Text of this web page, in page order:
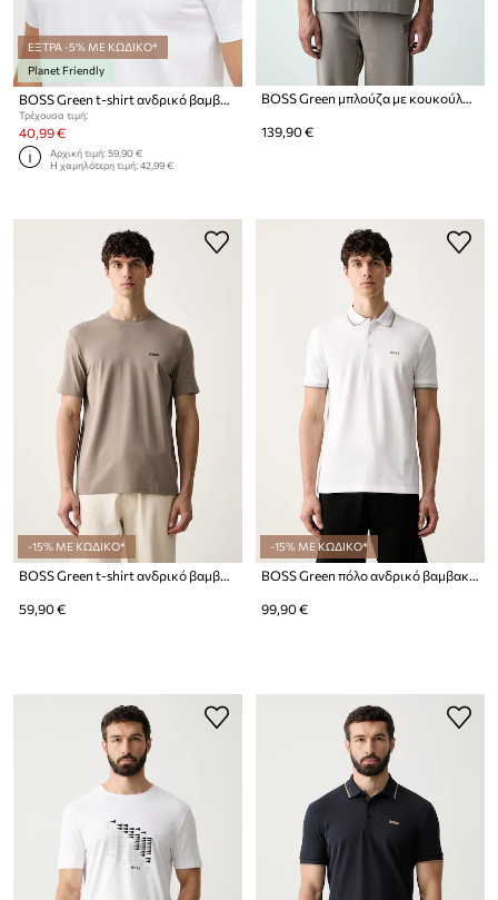
ΕΞΤΡΑ -5% ΜΕ ΚΩΔΙΚΟ*
Planet Friendly
BOSS Green t-shirt ανδρικό βαμβακερό με ελαστάν Tee
Τρέχουσα τιμή:
40,99 €
Αρχική τιμή:59,90 €
Η χαμηλότερη τιμή:42,99 €
139,90 €
-15% ΜΕ ΚΩΔΙΚΟ*
59,90 €
-15% ΜΕ ΚΩΔΙΚΟ*
99,90 €